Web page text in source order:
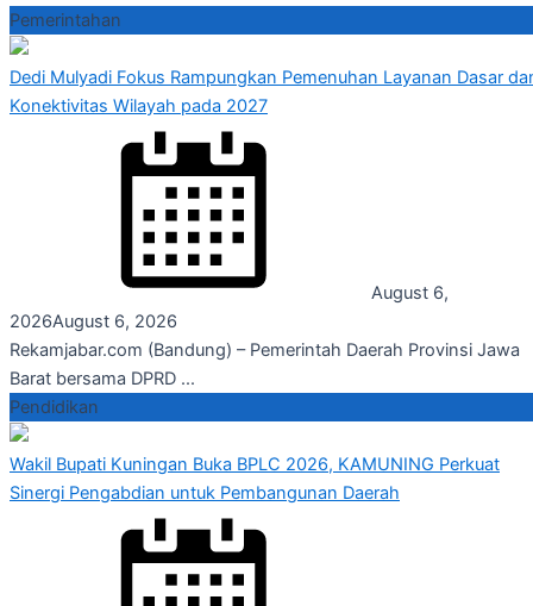
Pemerintahan
Dedi Mulyadi Fokus Rampungkan Pemenuhan Layanan Dasar
Konektivitas Wilayah pada 2027
August 6,
2026August 6, 2026
Rekamjabar.com (Bandung) – Pemerintah Daerah Provinsi Jawa
Barat bersama DPRD ...
Pendidikan
Wakil Bupati Kuningan Buka BPLC 2026, KAMUNING Perkuat
Sinergi Pengabdian untuk Pembangunan Daerah